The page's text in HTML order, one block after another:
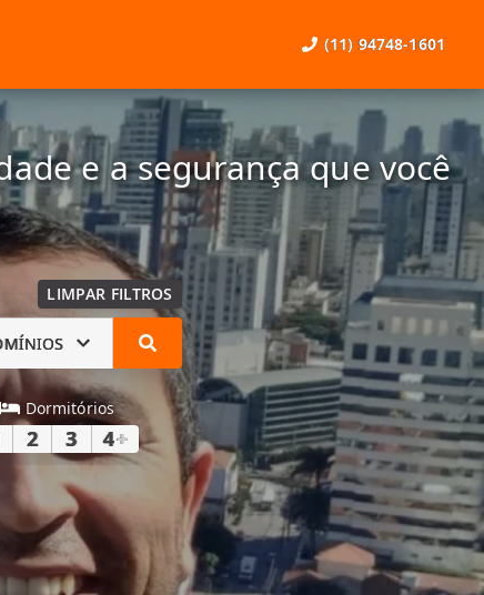
(11) 94748-1601
e a segurança que você
LIMPAR FILTROS
Dormitórios
2 3 4+